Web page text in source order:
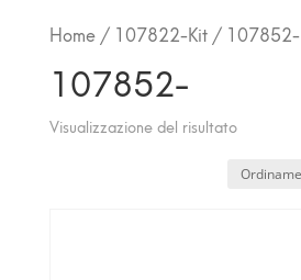
Home/ 107822-Kit/ 107852-
107852-
Visualizzazione del risultato